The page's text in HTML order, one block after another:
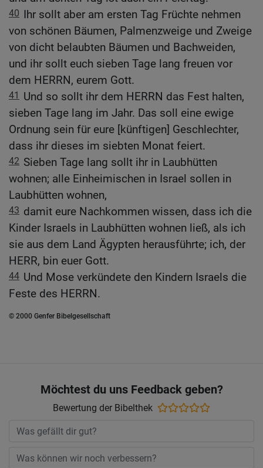
40 Ihr sollt aber am ersten Tag Früchte nehmen
von schönen Bäumen, Palmenzweige und Zweige
von dicht belaubten Bäumen und Bachweiden,
und ihr sollt euch sieben Tage lang freuen vor
dem HERRN, eurem Gott.
41 Und so sollt ihr dem HERRN das Fest halten,
sieben Tage lang im Jahr. Das soll eine ewige
Ordnung sein für eure [künftigen] Geschlechter,
dass ihr dieses im siebten Monat feiert.
42 Sieben Tage lang sollt ihr in Laubhütten
wohnen; alle Einheimischen in Israel sollen in
Laubhütten wohnen,
43 damit eure Nachkommen wissen, dass ich die
Kinder Israels in Laubhütten wohnen ließ, als ich
sie aus dem Land Ägypten herausführte; ich, der
HERR, bin euer Gott.
44 Und Mose verkündete den Kindern Israels die
Feste des HERRN.
© 2000 Genfer Bibelgesellschaft
Möchtest du uns Feedback geben?
Bewertung der Bibelthek